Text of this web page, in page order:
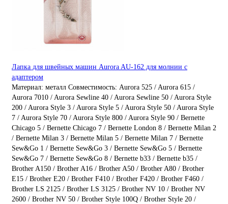
Лапка для швейных машин Aurora AU-162 для молнии с
адаптером
Материал: металл Совместимость: Aurora 525 / Aurora 615 /
Aurora 7010 / Aurora Sewline 40 / Aurora Sewline 50 / Aurora Style
200 / Aurora Style 3 / Aurora Style 5 / Aurora Style 50 / Aurora Style
7 / Aurora Style 70 / Aurora Style 800 / Aurora Style 90 / Bernette
Chicago 5 / Bernette Chicago 7 / Bernette London 8 / Bernette Milan 2
/ Bernette Milan 3 / Bernette Milan 5 / Bernette Milan 7 / Bernette
Sew&Go 1 / Bernette Sew&Go 3 / Bernette Sew&Go 5 / Bernette
Sew&Go 7 / Bernette Sew&Go 8 / Bernette b33 / Bernette b35 /
Brother A150 / Brother A16 / Brother A50 / Brother A80 / Brother
E15 / Brother E20 / Brother F410 / Brother F420 / Brother F460 /
Brother LS 2125 / Brother LS 3125 / Brother NV 10 / Brother NV
2600 / Brother NV 50 / Brother Style 100Q / Brother Style 20 /